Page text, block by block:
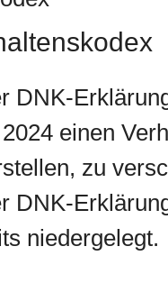
DNK-
einen
zu
DNK-
niedergelegt.